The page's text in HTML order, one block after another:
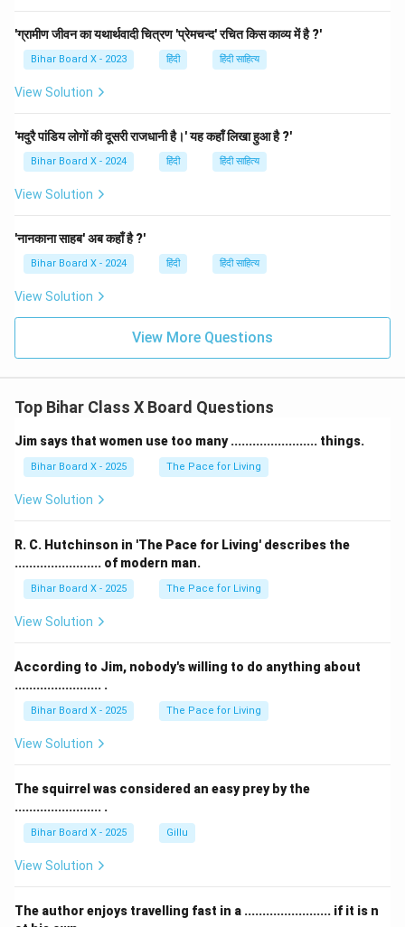
'ग्रामीण जीवन का यथार्थवादी चित्रण 'प्रेमचन्द' रचित किस काव्य में है ?'
Bihar Board X - 2023 हिंदी हिंदी साहित्य
View Solution
'मदुरै पांडिय लोगों की दूसरी राजधानी है।' यह कहाँ लिखा हुआ है ?'
Bihar Board X - 2024 हिंदी हिंदी साहित्य
View Solution
'नानकाना साहब' अब कहाँ है ?'
Bihar Board X - 2024 हिंदी हिंदी साहित्य
View Solution
View More Questions
Top Bihar Class X Board Questions
Jim says that women use too many ........................ things.
Bihar Board X - 2025 The Pace for Living
View Solution
R. C. Hutchinson in 'The Pace for Living' describes the
........................ of modern man.
Bihar Board X - 2025 The Pace for Living
View Solution
According to Jim, nobody's willing to do anything about
........................ .
Bihar Board X - 2025 The Pace for Living
View Solution
The squirrel was considered an easy prey by the
........................ .
Bihar Board X - 2025 Gillu
View Solution
The author enjoys travelling fast in a ........................ if it is n